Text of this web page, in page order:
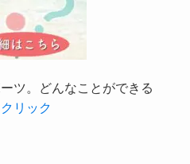
ツ。どんなことができる
リック